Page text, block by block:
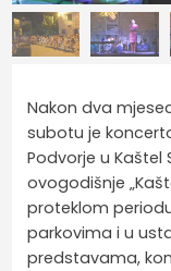
Nakon dva
subotu je
Podvorje u Kaštel
ovogodišnje
proteklom
parkovima i u
predstavama,